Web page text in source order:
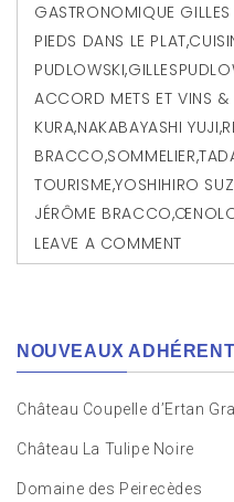
GASTRONOMIQUE
PIEDS DANS LE PLAT,
PUDLOWSKI,
ACCORD METS ET VINS &
KURA,NAKABAYASHI YUJI,
BRACCO,SOMMELIER,
TOURISME,YOSHIHIRO
JÉRÔME BRACCO,
LEAVE A COMMENT
NOUVEAUX
Château Coupelle d’Ertan
Château La Tulipe Noire
Domaine des Peirecèdes